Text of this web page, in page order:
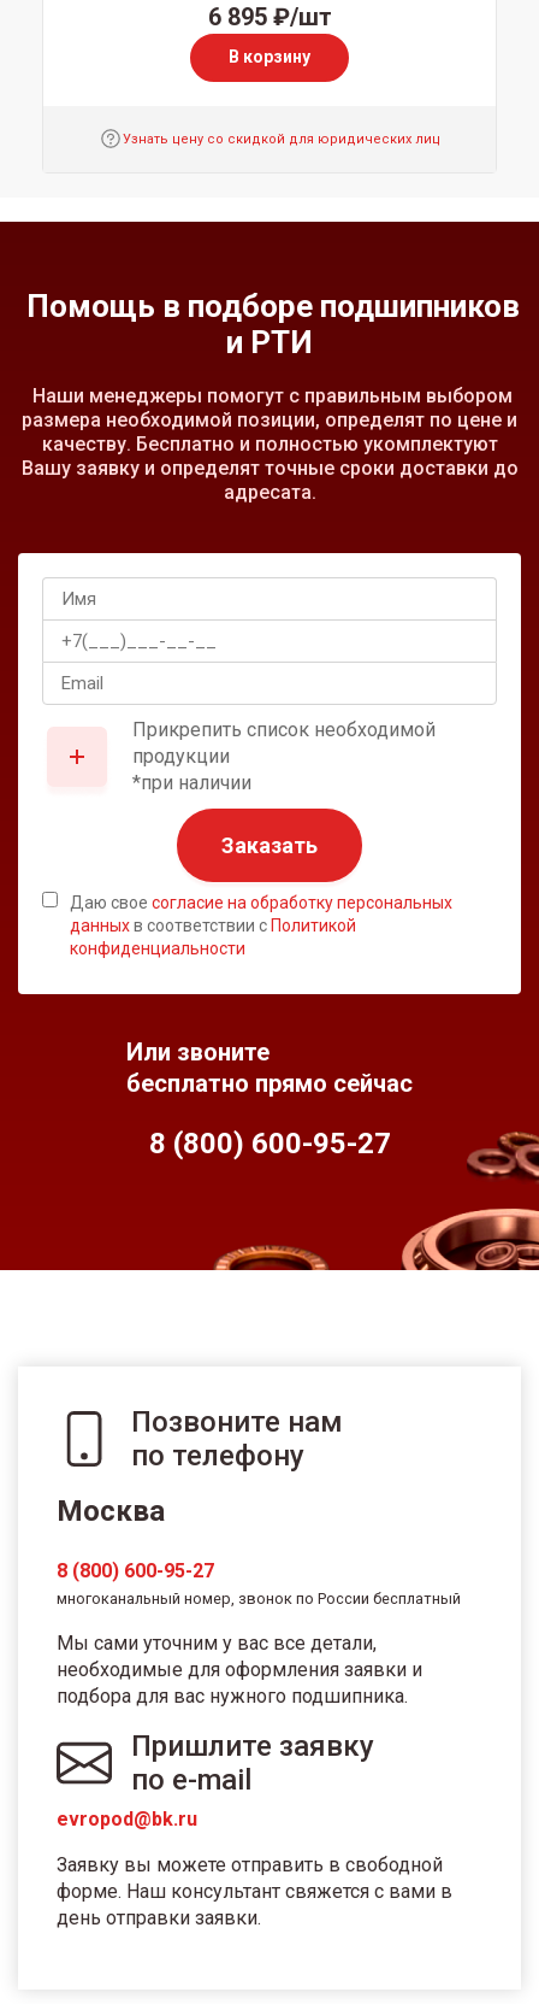
6 895 ₽/шт
В корзину
Узнать цену со скидкой для юридических лиц
Помощь в подборе подшипников
и РТИ
Наши менеджеры помогут с правильным выбором
размера необходимой позиции, определят по цене и
качеству. Бесплатно и полностью укомплектуют
Вашу заявку и определят точные сроки доставки до
адресата.
Прикрепить список необходимой
продукции
*при наличии
Заказать
Даю свое согласие на обработку персональных
данныхв соответствии с Политикой
конфиденциальности
Или звоните
бесплатно прямо сейчас
8 (800) 600-95-27
Позвоните нам
по телефону
Москва
8 (800) 600-95-27
многоканальный номер, звонок по России бесплатный
Мы сами уточним у вас все детали,
необходимые для оформления заявки и
подбора для вас нужного подшипника.
Пришлите заявку
по e-mail
evropod@bk.ru
Заявку вы можете отправить в свободной
форме. Наш консультант свяжется с вами в
день отправки заявки.